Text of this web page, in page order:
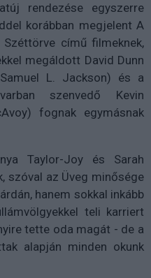
rendezése egyszerre
korábban megjelent A
című filmeknek,
megáldott David Dunn
L. Jackson) és a
szenvedő Kevin
fognak egymásnak
Taylor-Joy és Sarah
szóval az Üveg minősége
hanem sokkal inkább
teli karriert
tette oda magát - de a
alapján minden okunk